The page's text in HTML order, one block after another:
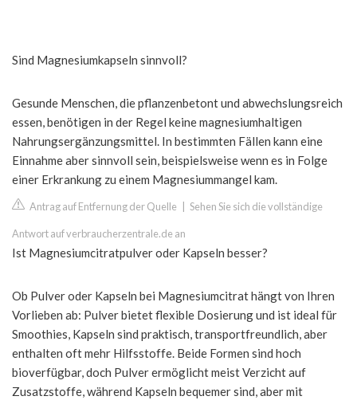
Sind Magnesiumkapseln sinnvoll?
Gesunde Menschen, die pflanzenbetont und abwechslungsreich
essen, benötigen in der Regel keine magnesiumhaltigen
Nahrungsergänzungsmittel. In bestimmten Fällen kann eine
Einnahme aber sinnvoll sein, beispielsweise wenn es in Folge
einer Erkrankung zu einem Magnesiummangel kam.
Antrag auf Entfernung der Quelle Sehen Sie sich die vollständige
Antwort auf verbraucherzentrale.de an
Ist Magnesiumcitratpulver oder Kapseln besser?
Ob Pulver oder Kapseln bei Magnesiumcitrat hängt von Ihren
Vorlieben ab: Pulver bietet flexible Dosierung und ist ideal für
Smoothies, Kapseln sind praktisch, transportfreundlich, aber
enthalten oft mehr Hilfsstoffe. Beide Formen sind hoch
bioverfügbar, doch Pulver ermöglicht meist Verzicht auf
Zusatzstoffe, während Kapseln bequemer sind, aber mit